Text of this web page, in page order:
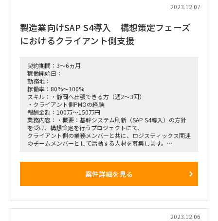
※職務経歴書を確認させていただいた上で、ご相談できる案件
2023.12.07
製造業向けSAP S4導入 構想策定フェーズ
におけるクライアント側支援
契約期間：3～6ヵ月
稼働開始日：
勤務地：
稼働率：80%～100%
スキル：・静岡へ出張できる方（週2～3回）
・クライアント側PMOの経験
報酬金額：100万～150万円
業務内容：・概要：基幹システム刷新（SAP S4導入）の方針
を受け、構想策定を行うプロジェクトにて、
クライアント側の業務メンバーと共に、ロジスティックス関連
のチームメンバーとして活動する人材を募集します。
対応をクライアント側メンバーと共に行うイメージです。
案件詳細を見る
2023.12.06